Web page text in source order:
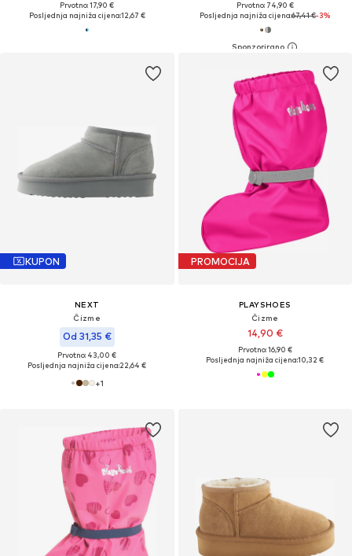
Prvotno: 17,90 €
Posljednja najniža cijena:12,67 €
Prvotno: 74,90 €
Posljednja najniža cijena:67,41 €-3%
KUPON
NEXT
Čizme
Od 31,35 €
Prvotno: 43,00 €
Posljednja najniža cijena:22,64 €
+1
PROMOCIJA
PLAYSHOES
Čizme
14,90 €
Prvotno: 16,90 €
Posljednja najniža cijena:10,32 €